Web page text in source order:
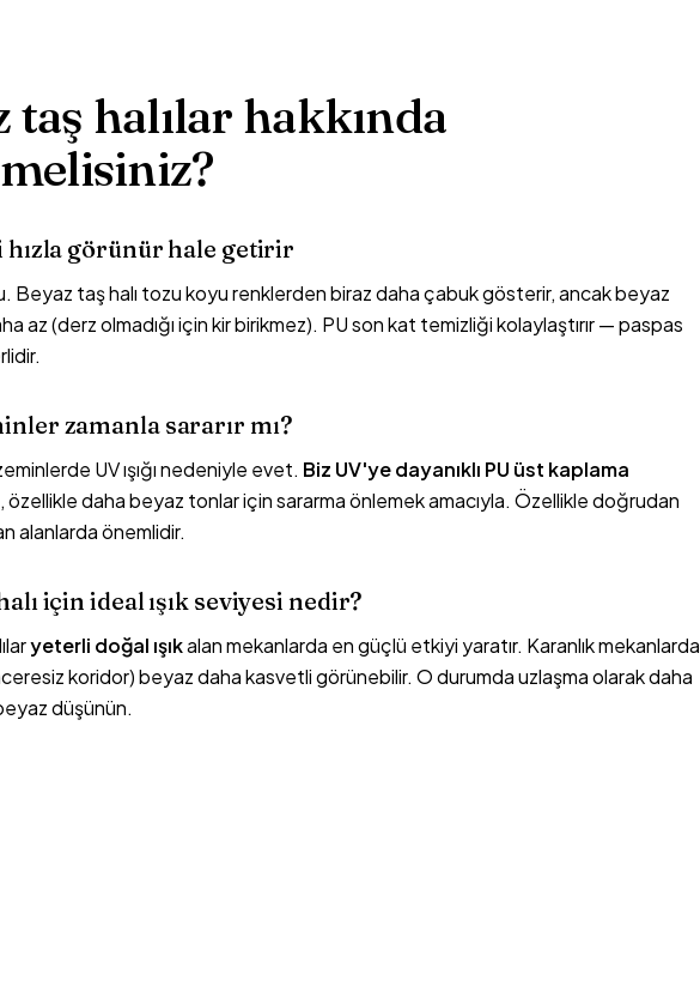
taş halılar hakkında
hızla görünür hale getirir
Beyaz taş halı tozu koyu renklerden biraz daha çabuk gösterir, ancak beyaz
az (derz olmadığı için kir birikmez). PU son kat temizliği kolaylaştırır — paspas
zamanla sararır mı?
UV ışığı nedeniyle evet. Biz UV'ye dayanıklı PU üst kaplama
, özellikle daha beyaz tonlar için sararma önlemek amacıyla. Özellikle doğrudan
alanlarda önemlidir.
için ideal ışık seviyesi nedir?
yeterli doğal ışıkalan mekanlarda en güçlü etkiyi yaratır. Karanlık mekanlarda
koridor) beyaz daha kasvetli görünebilir. O durumda uzlaşma olarak daha
düşünün.